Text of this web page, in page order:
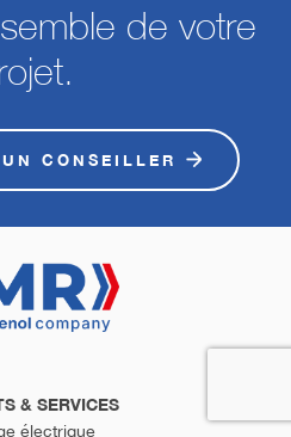
de votre
CONSEILLER
& SERVICES
électrique